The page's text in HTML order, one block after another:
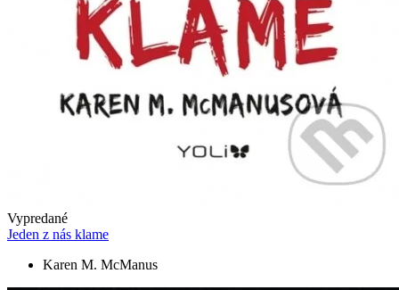
Vypredané
Jeden z nás klame
Karen M. McManus